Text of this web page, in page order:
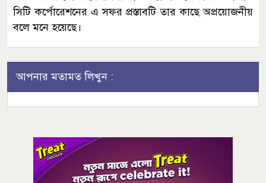
সিটি কর্পোরেশনের এ সফর প্রস্তাবটি তার কাছে অপ্রয়োজনীয়
বলে মনে হয়েছে।
আপনার মতামত লিখুন :